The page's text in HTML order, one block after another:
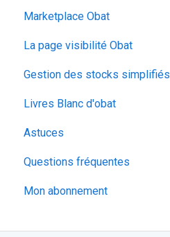
Marketplace Obat
La page visibilité Obat
Gestion des stocks simplifiés
Livres Blanc d'obat
Astuces
Questions fréquentes
Mon abonnement